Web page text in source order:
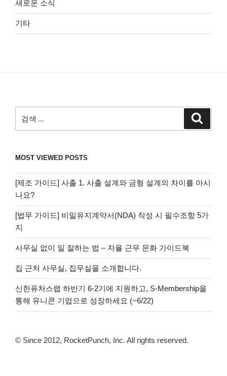
새로운 소식
기타
색:
MOST VIEWED POSTS
[제조 가이드] 사출 1. 사출 설계와 금형 설계의 차이를 아시
나요?
[법무 가이드] 비밀유지계약서(NDA) 작성 시 필수조항 5가
지
사무실 없이 일 잘하는 법 – 자율 근무 문화 가이드북
집 근처 사무실, 집무실을 소개합니다.
신한퓨처스랩 하반기 6-2기에 지원하고, S-Membership을
통해 유니콘 기업으로 성장하세요 (~6/22)
© Since 2012, RocketPunch, Inc. All rights reserved.